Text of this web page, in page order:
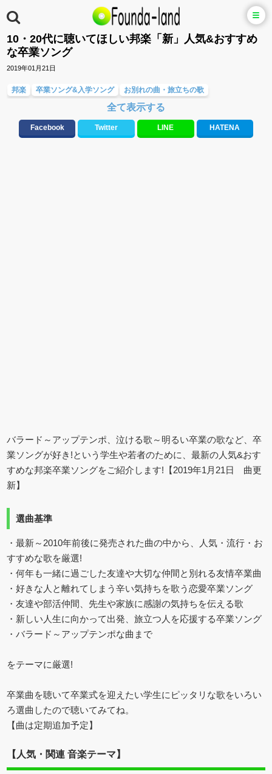
10・20代に聴いてほしい邦楽「新」人気&おすすめ
な卒業ソング
2019年01月21日
邦楽 卒業ソング&入学ソング お別れの曲・旅立ちの歌
友達&友情ソング・青春ソング 応援ソング
大切な人に贈る歌&ありがとうソング(感謝の歌) ラブソング(恋愛ソング)
全て表示する
Facebook Twitter LINE HATENA
バラード～アップテンポ、泣ける歌～明るい卒業の歌など、卒
業ソングが好き!という学生や若者のために、最新の人気&おす
すめな邦楽卒業ソングをご紹介します!【2019年1月21日 曲更
新】
選曲基準
・最新～2010年前後に発売された曲の中から、人気・流行・お
すすめな歌を厳選!
・何年も一緒に過ごした友達や大切な仲間と別れる友情卒業曲
・好きな人と離れてしまう辛い気持ちを歌う恋愛卒業ソング
・友達や部活仲間、先生や家族に感謝の気持ちを伝える歌
・新しい人生に向かって出発、旅立つ人を応援する卒業ソング
・バラード～アップテンポな曲まで
をテーマに厳選!
卒業曲を聴いて卒業式を迎えたい学生にピッタリな歌をいろい
ろ選曲したので聴いてみてね。
【曲は定期追加予定】
【人気・関連 音楽テーマ】